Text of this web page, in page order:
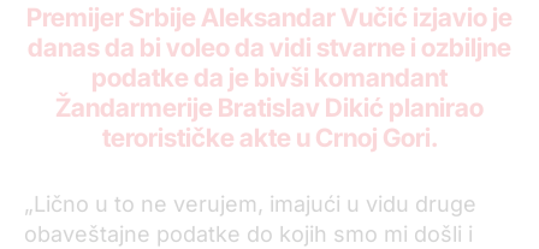
Premijer Srbije Aleksandar Vučić izjavio je
danas da bi voleo da vidi stvarne i ozbiljne
podatke da je bivši komandant
Žandarmerije Bratislav Dikić planirao
terorističke akte u Crnoj Gori.
„Lično u to ne verujem, imajući u vidu druge
obaveštajne podatke do kojih smo mi došli i